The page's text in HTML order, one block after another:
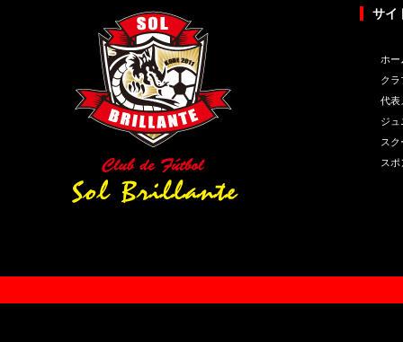
サイ
ホー
クラ
代表
ジュ
スク
スポ